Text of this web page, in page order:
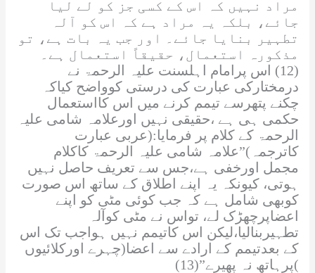
مراد نہیں کہ اس کے کسی جز کو لے لیا
جائے، بلکہ یہ مراد ہے کہ اس کو آلہ
تطہیر بنایا جائے۔ اور جب یہ بات ہے، تو
مذکورہ استعمال، حقیقاً استعمال ہے۔
(12) اس پرامام اہلسنت
علیہ الرحمۃ نے
درمختارکی عبارت کی درستی کوواضح کیاکہ
چکنے پتھرسے تیمم کرنے میں اس کااستعمال
حکمی ہی ہے ،حقیقی نہیں اورعلامہ شامی علیہ
الرحمۃ کے کلام پر فرمایا:(عربی عبارت
کاترجمہ)”علامہ شامی علیہ الرحمۃ کاکلام
مجمل اورخفی ہے،جس سے تعریف حاصل نہیں
ہوتی، کیونکہ یہ اپنے اطلاق کے ساتھ اس صورت
کوبھی شامل ہے کہ جب کوئی مٹی کو اپنے
اعضاپرچھڑک لے، تواس نے مٹی کوآلہ
تطہیربنالیا،لیکن اس کاتیمم نہیں ہواجب تک اس
کے بعدتیمم کے ارادے سے اعضا(چہرے اورکلائیوں
)پرہاتھ نہ پھیرے”(13)